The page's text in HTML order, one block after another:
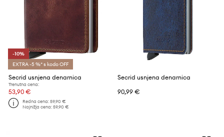
-10%
EXTRA -5 %* s kodo OFF
Secrid usnjena denarnica
Trenutna cena:
53,90 €
Redna cena:59,90 €
Najnižja cena:59,90 €
Secrid usnjena denarnica
90,99 €